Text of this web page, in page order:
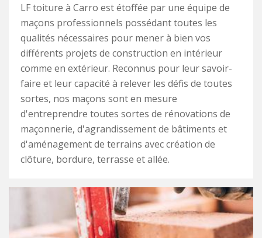
LF toiture à Carro est étoffée par une équipe de
maçons professionnels possédant toutes les
qualités nécessaires pour mener à bien vos
différents projets de construction en intérieur
comme en extérieur. Reconnus pour leur savoir-
faire et leur capacité à relever les défis de toutes
sortes, nos maçons sont en mesure
d'entreprendre toutes sortes de rénovations de
maçonnerie, d'agrandissement de bâtiments et
d'aménagement de terrains avec création de
clôture, bordure, terrasse et allée.